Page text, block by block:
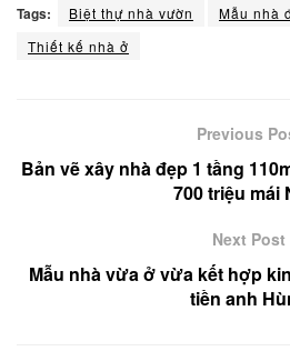
Tags: Biệt thự nhà vườn Mẫu nhà
Thiết kế nhà ở
Previous
Bản vẽ xây nhà đẹp 1 tầng
700 triệu mái
Next Post
Mẫu nhà vừa ở vừa kết hợp
tiền anh